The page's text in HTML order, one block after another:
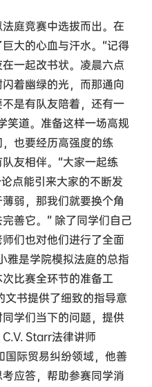
庭竞赛中选拔而出。在
大的心血与汗水。“记得
一起改书状。凌晨六点
着幽绿的光，而那通向
是有队友陪着，还有一
笑道。准备这样一场高规
也要经历高强度的练
友相伴。“大家一起练
点能引来大家的不断发
弱，那我们就要换个角
善它。” 除了同学们自己
们也对他们进行了全面
雅是学院模拟法庭的总指
比赛全环节的准备工
书提供了细致的指导意
学们当下的问题，提供
Starr法律讲师
际贸易纠纷领域，他善
应答，帮助参赛同学消